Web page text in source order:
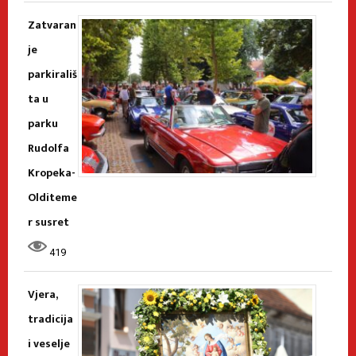
Zatvaran
je
parkirališ
ta u
parku
Rudolfa
Kropeka-
Olditeme
r susret
419
Vjera,
tradicija
i veselje